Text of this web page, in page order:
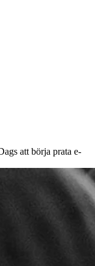
att börja prata e-